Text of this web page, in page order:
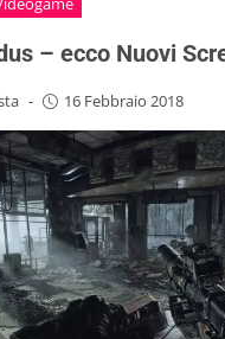
– ecco Nuovi
- 16 Febbraio 2018